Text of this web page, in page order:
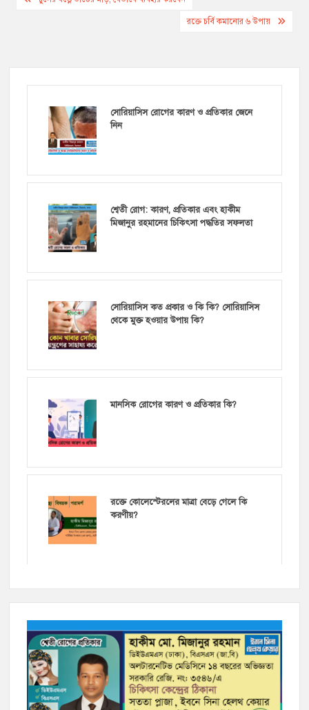
রক্তে চর্বি কমানোর ৬ উপায়
সোরিয়াসিস রোগের কারণ ও প্রতিকার জেনে
নিন
শ্বেতী রোগ: কারণ, প্রতিকার এবং হাকীম
মিজানুর রহমানের চিকিৎসা পদ্ধতির সফলতা
সোরিয়াসিস কত প্রকার ও কি কি? সোরিয়াসিস
থেকে মুক্ত হওয়ার উপায় কি?
মানসিক রোগের কারণ ও প্রতিকার কি?
রক্তে কোলেস্টেরলের মাত্রা বেড়ে গেলে কি
করণীয়?